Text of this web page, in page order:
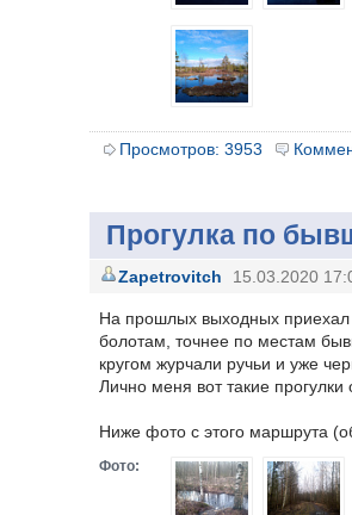
Просмотров: 3953
Прогулка по
Zapetrovitch 15.03.2020
На прошлых выходных приехал
болотам, точнее по местам
кругом журчали ручьи и уже
Лично меня вот такие прогулки
Ниже фото с этого маршрута
Фото: